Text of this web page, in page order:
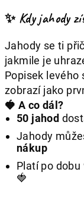
✨ Kdy jahody
Jahody se ti
jakmile je
Popisek levého
zobrazí jako
🍓 A co dál?
50 jahod
Jahody
nákup
Platí po dobu
🍓